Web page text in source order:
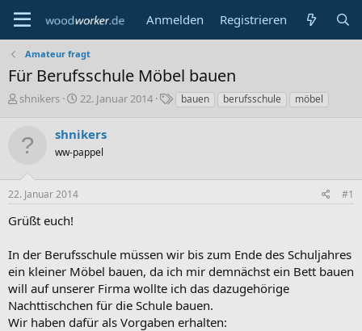
Anmelden Registrieren
Amateur fragt
Für Berufsschule Möbel bauen
E
t
l
e
shnikers
E
s
t
e
l
22. Januar 2014
S
w
bauen berufsschule möbel
shnikers
ww-pappel
22. Januar 2014 #1
Grüßt euch!
In der Berufsschule müssen wir bis zum Ende des Schuljahres
ein kleiner Möbel bauen, da ich mir demnächst ein Bett bauen
will auf unserer Firma wollte ich das dazugehörige
Nachttischchen für die Schule bauen.
Wir haben dafür als Vorgaben erhalten: